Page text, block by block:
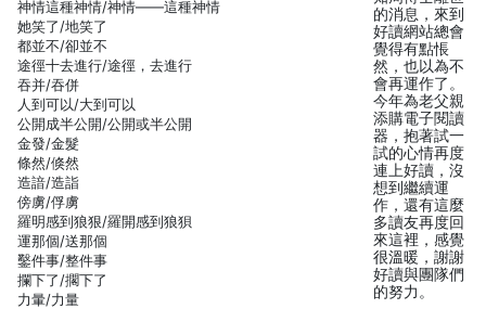
神情這種神情/神情——這種神情
她笑了/地笑了
都並不/卻並不
途徑十去進行/途徑，去進行
吞并/吞併
人到可以/大到可以
公開成半公開/公開或半公開
金發/金髮
條然/倏然
造諳/造詣
傍虜/俘虜
羅明感到狼狠/羅開感到狼狽
運那個/送那個
鑿件事/整件事
攔下了/擱下了
力暈/力量
的消息，來到
好讀網站總會
覺得有點悵
然，也以為不
會再運作了。
今年為老父親
添購電子閱讀
器，抱著試一
試的心情再度
連上好讀，沒
想到繼續運
作，還有這麼
多讀友再度回
來這裡，感覺
很溫暖，謝謝
好讀與團隊們
的努力。